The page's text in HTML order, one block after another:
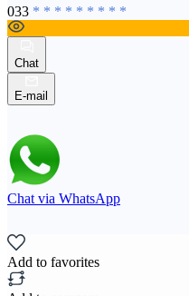
033 * * * * * * * * *
Chat
E-mail
Chat via WhatsApp
Add to favorites